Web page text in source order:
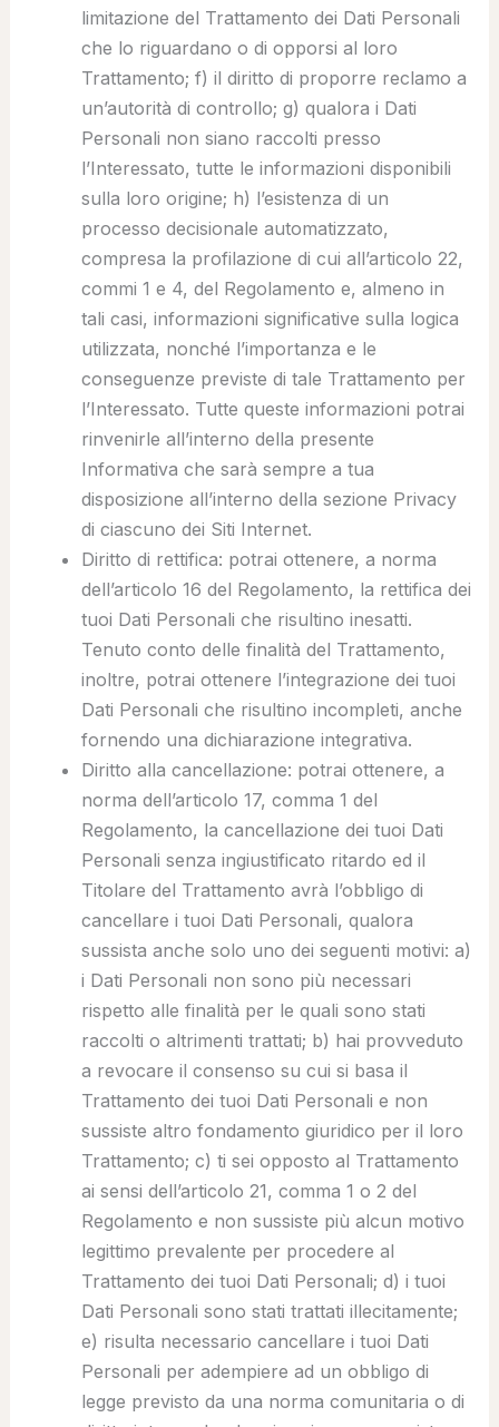
limitazione del Trattamento dei Dati Personali
che lo riguardano o di opporsi al loro
Trattamento; f) il diritto di proporre reclamo a
un’autorità di controllo; g) qualora i Dati
Personali non siano raccolti presso
l’Interessato, tutte le informazioni disponibili
sulla loro origine; h) l’esistenza di un
processo decisionale automatizzato,
compresa la profilazione di cui all’articolo 22,
commi 1 e 4, del Regolamento e, almeno in
tali casi, informazioni significative sulla logica
utilizzata, nonché l’importanza e le
conseguenze previste di tale Trattamento per
l’Interessato. Tutte queste informazioni potrai
rinvenirle all’interno della presente
Informativa che sarà sempre a tua
disposizione all’interno della sezione Privacy
di ciascuno dei Siti Internet.
Diritto di rettifica: potrai ottenere, a norma
dell’articolo 16 del Regolamento, la rettifica dei
tuoi Dati Personali che risultino inesatti.
Tenuto conto delle finalità del Trattamento,
inoltre, potrai ottenere l’integrazione dei tuoi
Dati Personali che risultino incompleti, anche
fornendo una dichiarazione integrativa.
Diritto alla cancellazione: potrai ottenere, a
norma dell’articolo 17, comma 1 del
Regolamento, la cancellazione dei tuoi Dati
Personali senza ingiustificato ritardo ed il
Titolare del Trattamento avrà l’obbligo di
cancellare i tuoi Dati Personali, qualora
sussista anche solo uno dei seguenti motivi: a)
i Dati Personali non sono più necessari
rispetto alle finalità per le quali sono stati
raccolti o altrimenti trattati; b) hai provveduto
a revocare il consenso su cui si basa il
Trattamento dei tuoi Dati Personali e non
sussiste altro fondamento giuridico per il loro
Trattamento; c) ti sei opposto al Trattamento
ai sensi dell’articolo 21, comma 1 o 2 del
Regolamento e non sussiste più alcun motivo
legittimo prevalente per procedere al
Trattamento dei tuoi Dati Personali; d) i tuoi
Dati Personali sono stati trattati illecitamente;
e) risulta necessario cancellare i tuoi Dati
Personali per adempiere ad un obbligo di
legge previsto da una norma comunitaria o di